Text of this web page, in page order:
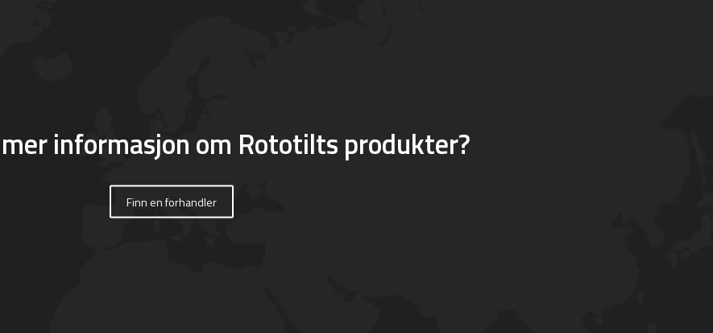
informasjon om Rototilts produkter?
Finn en forhandler